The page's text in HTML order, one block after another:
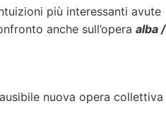
più interessanti avute
anche sull’opera alba /
nuova opera collettiva